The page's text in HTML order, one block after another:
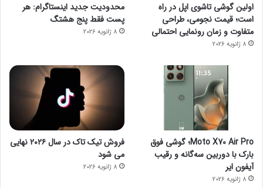
اولین گوشی تاشوی اپل در راه
است؛ قیمت نجومی، طراحی
متفاوت و زمان رونمایی احتمالی
8 ژانویه 2026
محدودیت جدید اینستاگرام: هر
پست فقط پنج هشتگ
8 ژانویه 2026
Moto X70 Air Pro؛ گوشی فوق
بارک با دوربین سه‌گانه و رقیب
آیفون ایر
8 ژانویه 2026
فروش تیک تاک در سال ۲۰۲۶ نهایی
می شود
8 ژانویه 2026